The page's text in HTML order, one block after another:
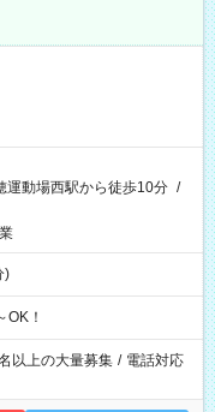
運動場西駅から徒歩10分 /
)
！
以上の大量募集 / 電話対応